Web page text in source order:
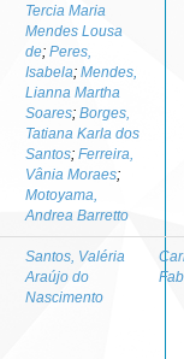
Tercia Maria
Mendes Lousa
de; Peres,
Isabela; Mendes,
Lianna Martha
Soares; Borges,
Tatiana Karla dos
Santos; Ferreira,
Vânia Moraes;
Motoyama,
Andrea Barretto
Santos, Valéria
Araújo do
Nascimento